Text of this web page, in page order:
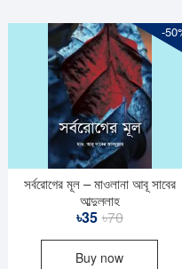
-
সর্বরোগের মূল – মাওলানা আবূ সাবের
আব্দুল্লাহ
৳70Original
price
was:
৳35
Current
price
is:
Buy now